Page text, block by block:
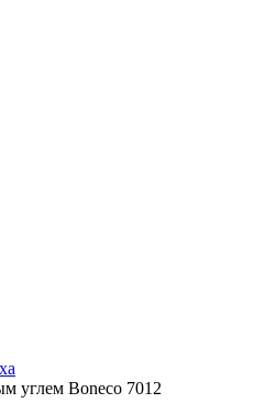
углем Boneco 7012